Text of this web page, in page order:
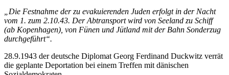
„Die Festnahme der zu evakuierenden Juden erfolgt in der Nacht
vom 1. zum 2.10.43. Der Abtransport wird von Seeland zu Schiff
(ab Kopenhagen), von Fünen und Jütland mit der Bahn Sonderzug
durchgeführt“.
28.9.1943 der deutsche Diplomat Georg Ferdinand Duckwitz verrät
die geplante Deportation bei einem Treffen mit dänischen